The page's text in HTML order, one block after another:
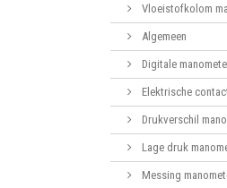
Vloeistofkolom
Algemeen
Digitale
Elektrische
Drukverschil
Lage druk
Messing